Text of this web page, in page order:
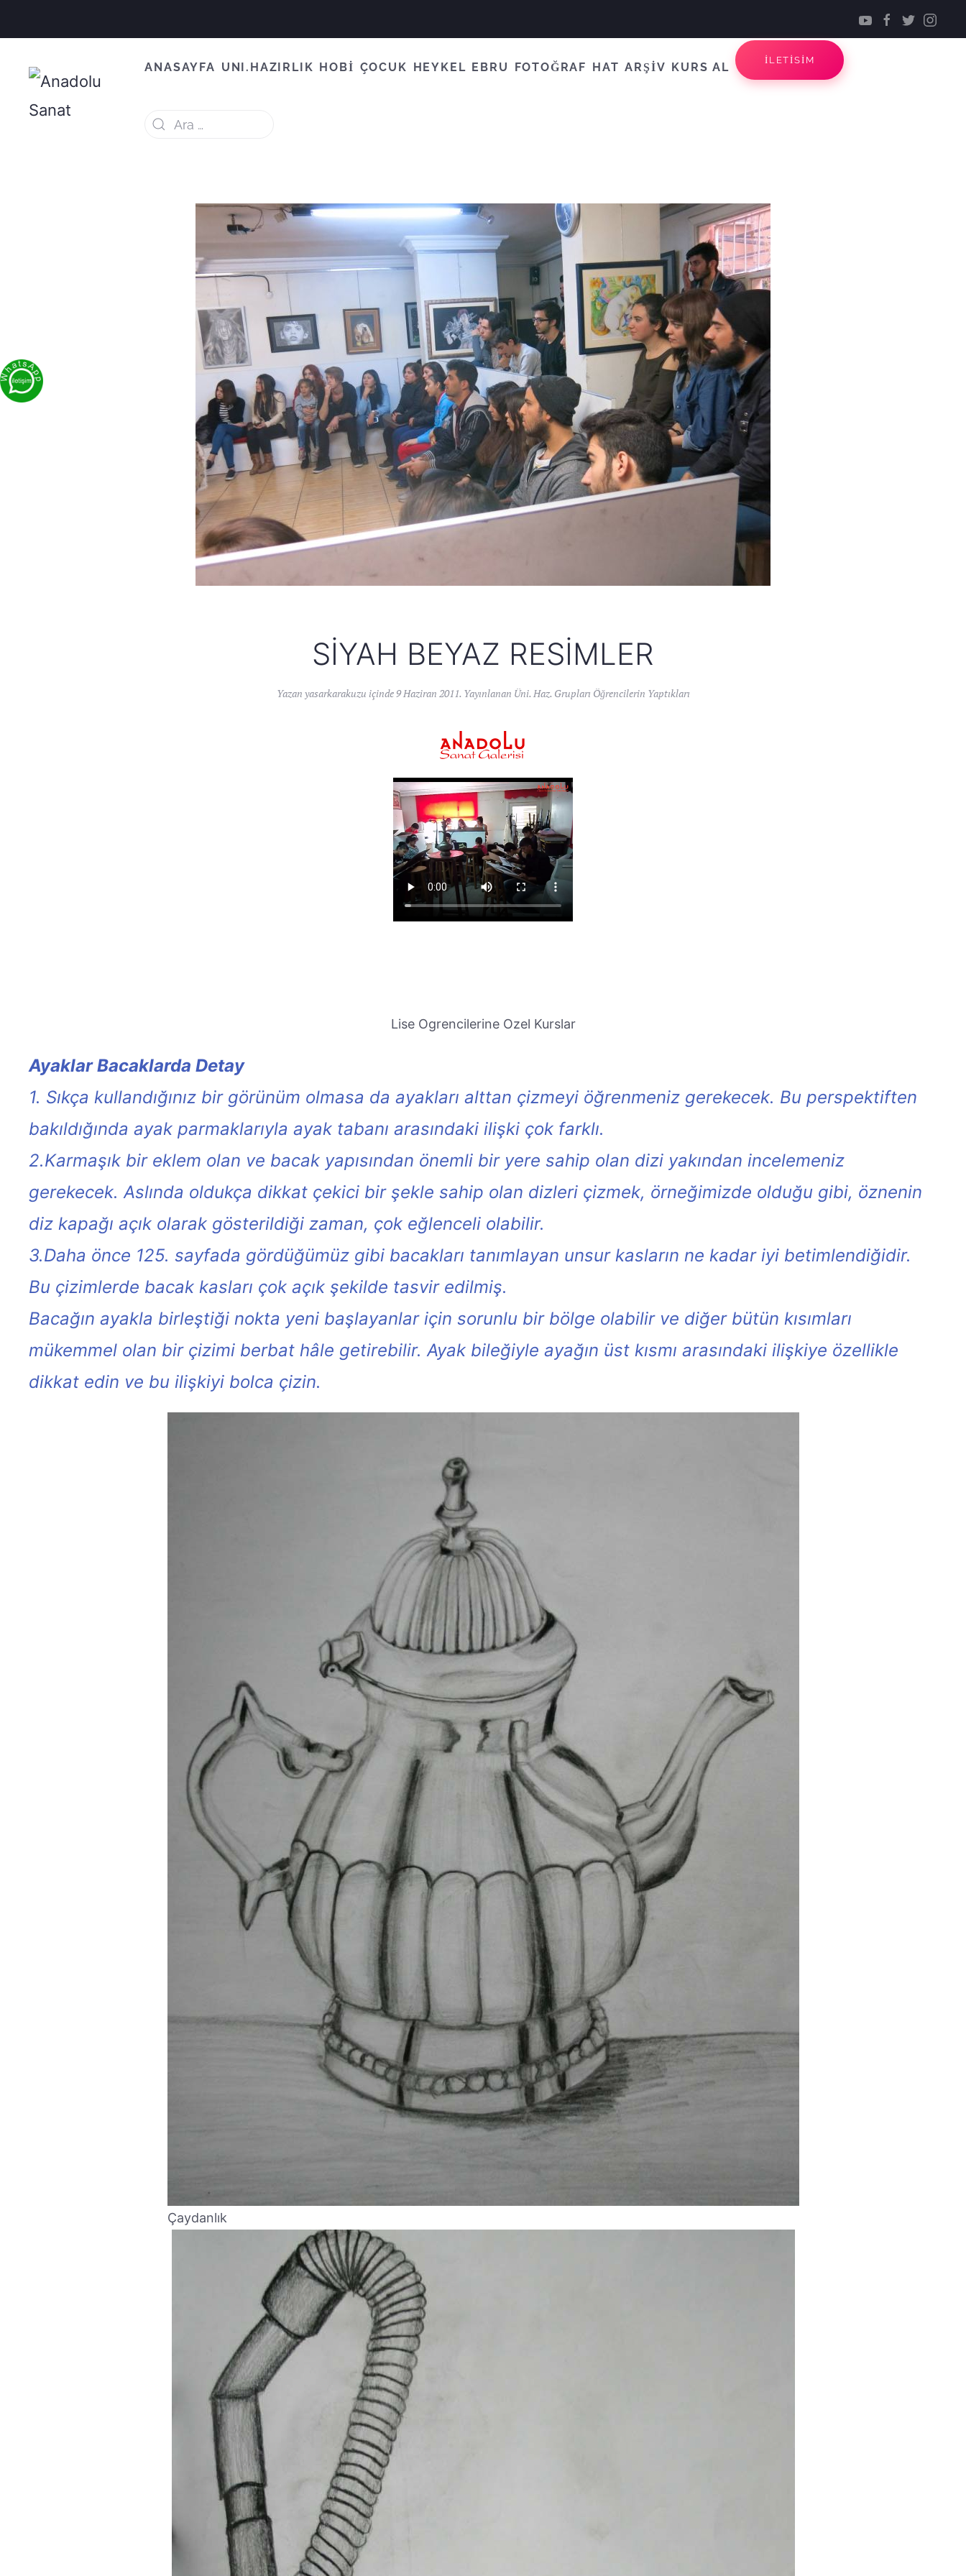
ANASAYFA UNI.HAZIRLIK HOBİ ÇOCUK HEYKEL EBRU FOTOĞRAF HAT ARŞİV KURS AL
İLETİSİM
SIYAH BEYAZ RESIMLER
Yazan yasarkarakuzu içinde9 Haziran 2011. Yayınlanan Üni. Haz. Grupları Öğrencilerin Yaptıkları
Lise Ogrencilerine Ozel Kurslar
Ayaklar Bacaklarda Detay
1. Sıkça kullandığınız bir görünüm olmasa da ayakları alttan çizmeyi öğrenmeniz gerekecek. Bu perspektiften
bakıldığında ayak parmaklarıyla ayak tabanı arasındaki ilişki çok farklı.
2.Karmaşık bir eklem olan ve bacak yapısından önemli bir yere sahip olan dizi yakından incelemeniz
gerekecek. Aslında oldukça dikkat çekici bir şekle sahip olan dizleri çizmek, örneğimizde olduğu gibi, öznenin
diz kapağı açık olarak gösterildiği zaman, çok eğlenceli olabilir.
3.Daha önce 125. sayfada gördüğümüz gibi bacakları tanımlayan unsur kasların ne kadar iyi betimlendiğidir.
Bu çizimlerde bacak kasları çok açık şekilde tasvir edilmiş.
Bacağın ayakla birleştiği nokta yeni başlayanlar için sorunlu bir bölge olabilir ve diğer bütün kısımları
mükemmel olan bir çizimi berbat hâle getirebilir. Ayak bileğiyle ayağın üst kısmı arasındaki ilişkiye özellikle
dikkat edin ve bu ilişkiyi bolca çizin.
Çaydanlık